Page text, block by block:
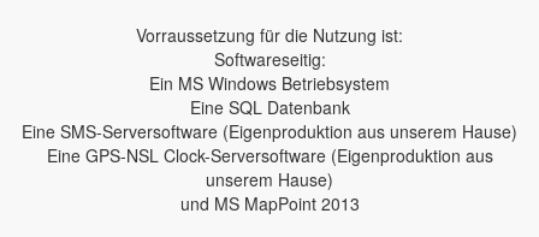
Vorraussetzung für die Nutzung ist:
Softwareseitig:
Ein MS Windows Betriebsystem
Eine SQL Datenbank
Eine SMS-Serversoftware (Eigenproduktion aus unserem Hause)
Eine GPS-NSL Clock-Serversoftware (Eigenproduktion aus
unserem Hause)
und MS MapPoint 2013